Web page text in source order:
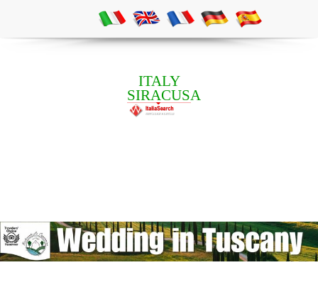
ITALY
SIRACUSA